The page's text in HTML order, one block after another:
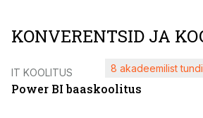
KONVERENTSID JA
IT KOOLITUS
Power BI baaskoolitus
8 akadeemilist tundi